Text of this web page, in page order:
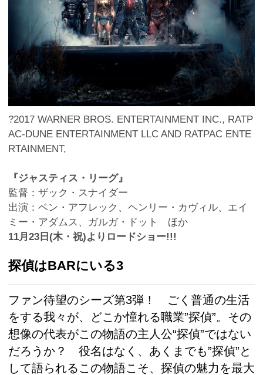
?2017 WARNER BROS. ENTERTAINMENT INC., RATP
AC-DUNE ENTERTAINMENT LLC AND RATPAC ENTE
RTAINMENT,
『ジャスティス・リーグ』
監督：ザック・スナイダー
出演：ベン・アフレック、ヘンリー・カヴィル、エイ
ミー・アダムス、ガルガ・ドット ほか
11月23日(木・祝)よりロードショー!!!
探偵はBARにいる3
ファン待望のシーズ第3弾！ ごく普通の生活
をする我々が、どこか憧れる職業”探偵”。その
想像の代表がこの物語の主人公“探偵”ではない
だろうか？ 役名はなく、あくまでも”探偵”と
して語られるこの物語こそ、探偵の魅力を最大